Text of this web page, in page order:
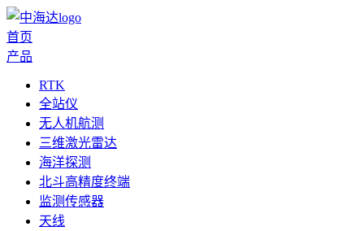
首页
产品
RTK
全站仪
无人机航测
三维激光雷达
海洋探测
北斗高精度终端
监测传感器
天线